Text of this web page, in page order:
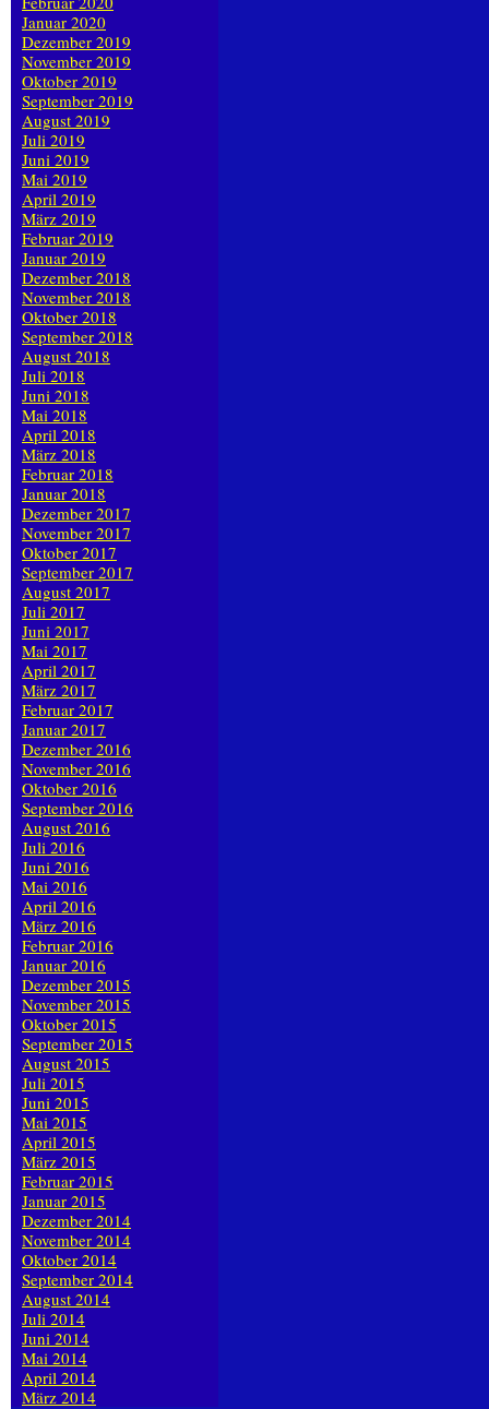
Januar 2020
Dezember 2019
November 2019
Oktober 2019
September 2019
August 2019
Juli 2019
Juni 2019
Mai 2019
April 2019
März 2019
Februar 2019
Januar 2019
Dezember 2018
November 2018
Oktober 2018
September 2018
August 2018
Juli 2018
Juni 2018
Mai 2018
April 2018
März 2018
Februar 2018
Januar 2018
Dezember 2017
November 2017
Oktober 2017
September 2017
August 2017
Juli 2017
Juni 2017
Mai 2017
April 2017
März 2017
Februar 2017
Januar 2017
Dezember 2016
November 2016
Oktober 2016
September 2016
August 2016
Juli 2016
Juni 2016
Mai 2016
April 2016
März 2016
Februar 2016
Januar 2016
Dezember 2015
November 2015
Oktober 2015
September 2015
August 2015
Juli 2015
Juni 2015
Mai 2015
April 2015
März 2015
Februar 2015
Januar 2015
Dezember 2014
November 2014
Oktober 2014
September 2014
August 2014
Juli 2014
Juni 2014
Mai 2014
April 2014
März 2014